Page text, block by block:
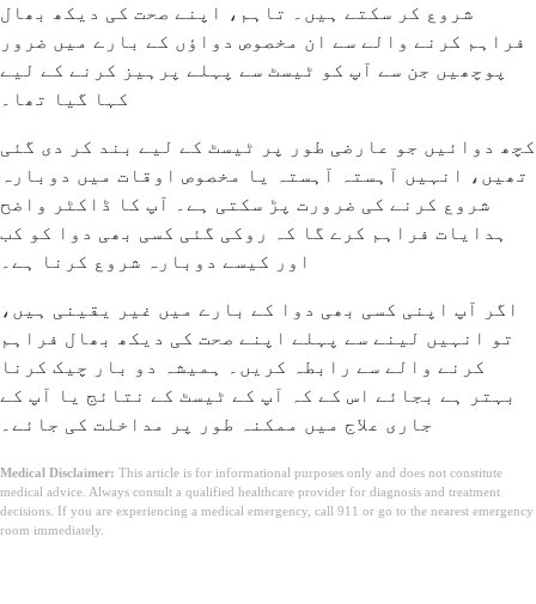
شروع کر سکتے ہیں۔ تاہم، اپنے صحت کی دیکھ بھال
فراہم کرنے والے سے ان مخصوص دواؤں کے بارے میں ضرور
پوچھیں جن سے آپ کو ٹیسٹ سے پہلے پرہیز کرنے کے لیے
کہا گیا تھا۔
کچھ دوائیں جو عارضی طور پر ٹیسٹ کے لیے بند کر دی گئی
تھیں، انہیں آہستہ آہستہ یا مخصوص اوقات میں دوبارہ
شروع کرنے کی ضرورت پڑ سکتی ہے۔ آپ کا ڈاکٹر واضح
ہدایات فراہم کرے گا کہ روکی گئی کسی بھی دوا کو کب
اور کیسے دوبارہ شروع کرنا ہے۔
اگر آپ اپنی کسی بھی دوا کے بارے میں غیر یقینی ہیں،
تو انہیں لینے سے پہلے اپنے صحت کی دیکھ بھال فراہم
کرنے والے سے رابطہ کریں۔ ہمیشہ دو بار چیک کرنا
بہتر ہے بجائے اس کے کہ آپ کے ٹیسٹ کے نتائج یا آپ کے
جاری علاج میں ممکنہ طور پر مداخلت کی جائے۔
Medical Disclaimer: This article is for informational purposes only and does not constitute
medical advice. Always consult a qualified healthcare provider for diagnosis and treatment
decisions. If you are experiencing a medical emergency, call 911 or go to the nearest emergency
room immediately.